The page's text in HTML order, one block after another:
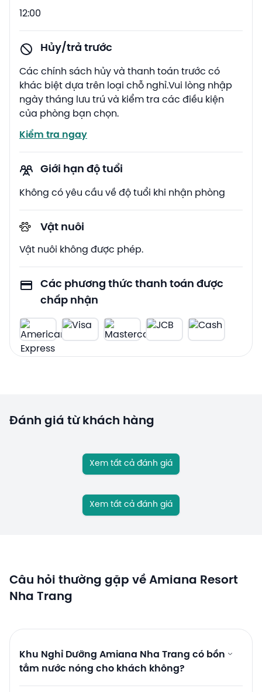
12:00
Hủy/trả trước
Các chính sách hủy và thanh toán trước có
khác biệt dựa trên loại chỗ nghỉ.Vui lòng nhập
ngày tháng lưu trú và kiểm tra các điều kiện
của phòng bạn chọn.
Kiểm tra ngay
Giới hạn độ tuổi
Không có yêu cầu về độ tuổi khi nhận phòng
Vật nuôi
Vật nuôi không được phép.
Các phương thức thanh toán được
chấp nhận
Đánh giá từ khách hàng
Xem tất cả đánh giá
Xem tất cả đánh giá
Câu hỏi thường gặp về Amiana Resort
Nha Trang
Khu Nghỉ Dưỡng Amiana Nha Trang có bồn
tắm nước nóng cho khách không?